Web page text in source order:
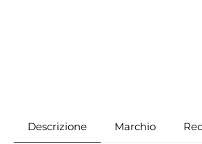
Descrizione Marchio